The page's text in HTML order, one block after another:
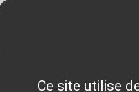
: le 100e
Ce site utilise